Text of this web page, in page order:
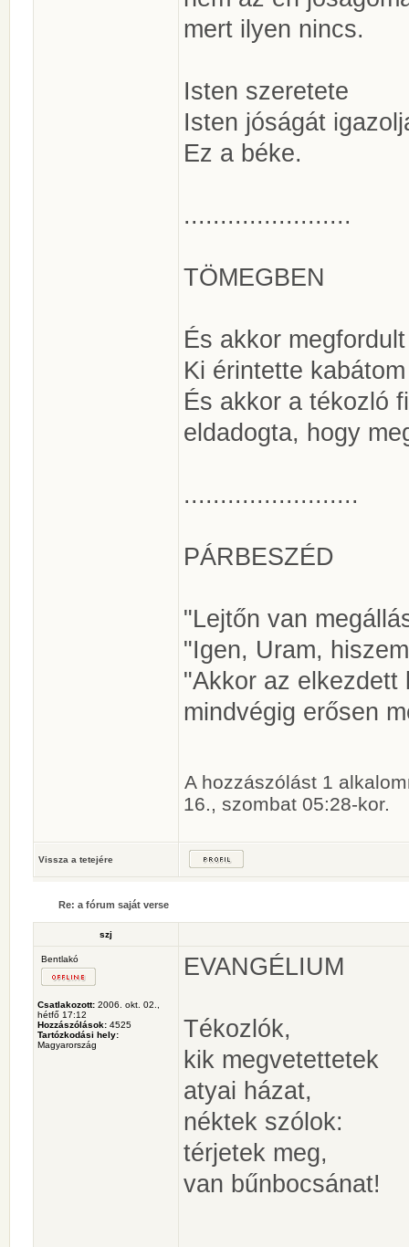
mert ilyen nincs.
Isten szeretete
Isten jóságát
Ez a béke.
.......................
TÖMEGBEN
És akkor
Ki érintette
És akkor a tékozló
eldadogta, hogy
........................
PÁRBESZÉD
"Lejtőn van
"Igen, Uram,
"Akkor az elkezdett
mindvégig erősen
A hozzászólást 1
16., szombat 05:28-kor.
Vissza a tetejére
Re: a fórum saját verse
szj
Bentlakó
Csatlakozott: 2006. okt. 02.,
hétfő 17:12
Hozzászólások: 4525
Tartózkodási hely:
Magyarország
EVANGÉLIUM
Tékozlók,
kik megvetettetek
atyai házat,
néktek szólok:
térjetek meg,
van bűnbocsánat!